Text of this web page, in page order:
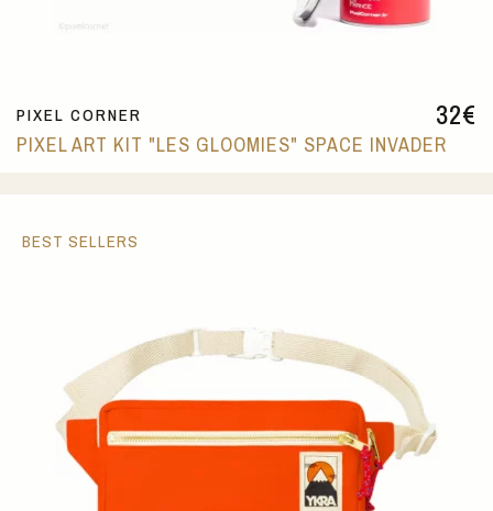
32€
PIXEL CORNER
PIXEL ART KIT "LES GLOOMIES" SPACE INVADER
BEST SELLERS